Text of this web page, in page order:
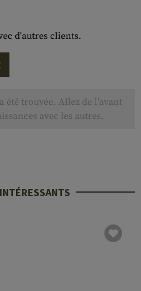
d'autres clients.
été trouvée. Allez de l'avant
avec les autres.